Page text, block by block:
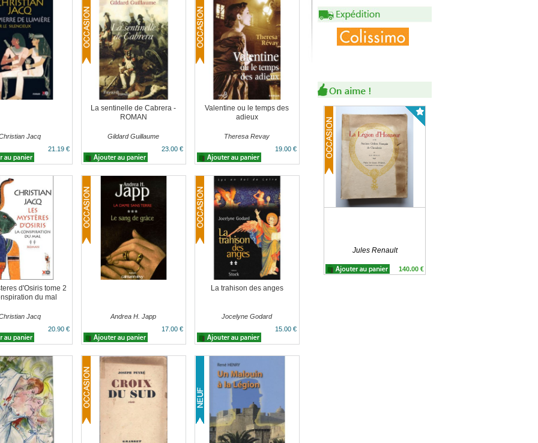
Jacq
21.19 €
La sentinelle de Cabrera -
ROMAN
Gildard Guillaume
23.00 €
Valentine ou le temps des
adieux
Theresa Revay
19.00 €
d'Osiris tome 2
du mal
Jacq
20.90 €
Andrea H. Japp
17.00 €
La trahison des anges
Jocelyne Godard
15.00 €
Jules Renault
140.00 €